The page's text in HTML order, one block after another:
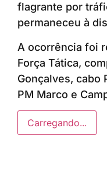
flagrante por
permaneceu à
A ocorrência foi
Força Tática,
Gonçalves, cabo
PM Marco e
Carregando...